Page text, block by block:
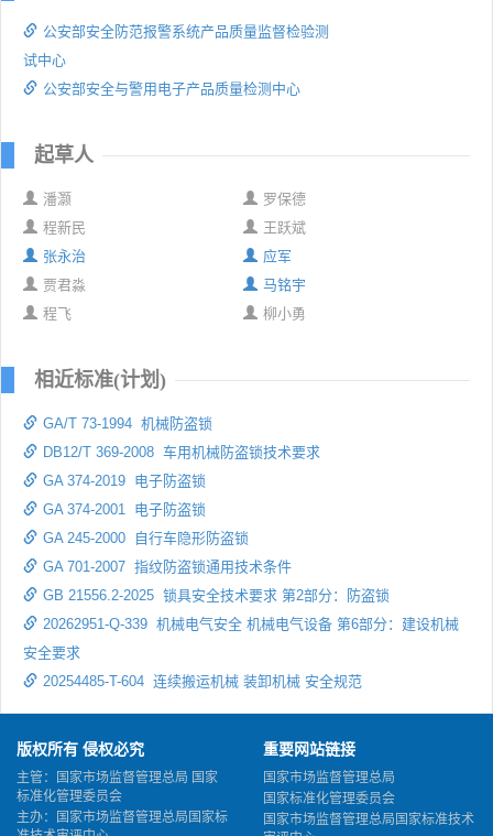
公安部安全防范报警系统产品质量监督检验测
试中心
公安部安全与警用电子产品质量检测中心
起草人
潘灏
罗保德
程新民
王跃斌
张永治
应军
贾君淼
马铭宇
程飞
柳小勇
相近标准(计划)
GA/T 73-1994 机械防盗锁
DB12/T 369-2008 车用机械防盗锁技术要求
GA 374-2019 电子防盗锁
GA 374-2001 电子防盗锁
GA 245-2000 自行车隐形防盗锁
GA 701-2007 指纹防盗锁通用技术条件
GB 21556.2-2025 锁具安全技术要求 第2部分：防盗锁
20262951-Q-339 机械电气安全 机械电气设备 第6部分：建设机械
安全要求
20254485-T-604 连续搬运机械 装卸机械 安全规范
版权所有 侵权必究
主管：国家市场监督管理总局 国家
标准化管理委员会
主办：国家市场监督管理总局国家标
重要网站链接
国家市场监督管理总局
国家标准化管理委员会
国家市场监督管理总局国家标准技术